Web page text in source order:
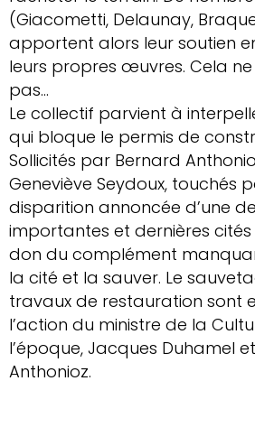
(Giacometti, Delaunay,
apportent alors leur soutien
leurs propres œuvres. Cela
pas…
Le collectif parvient à
qui bloque le permis de
Sollicités par Bernard
Geneviève Seydoux, touchés
disparition annoncée d’une
importantes et dernières cités
don du complément
la cité et la sauver. Le
travaux de restauration sont
l’action du ministre de la
l’époque, Jacques Duhamel
Anthonioz.